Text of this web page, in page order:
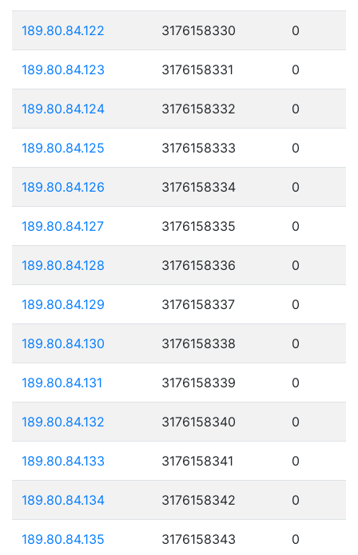
189.80.84.122 3176158330 0
189.80.84.123 3176158331 0
189.80.84.124 3176158332 0
189.80.84.125 3176158333 0
189.80.84.126 3176158334 0
189.80.84.127 3176158335 0
189.80.84.128 3176158336 0
189.80.84.129 3176158337 0
189.80.84.130 3176158338 0
189.80.84.131 3176158339 0
189.80.84.132 3176158340 0
189.80.84.133 3176158341 0
189.80.84.134 3176158342 0
189.80.84.135 3176158343 0